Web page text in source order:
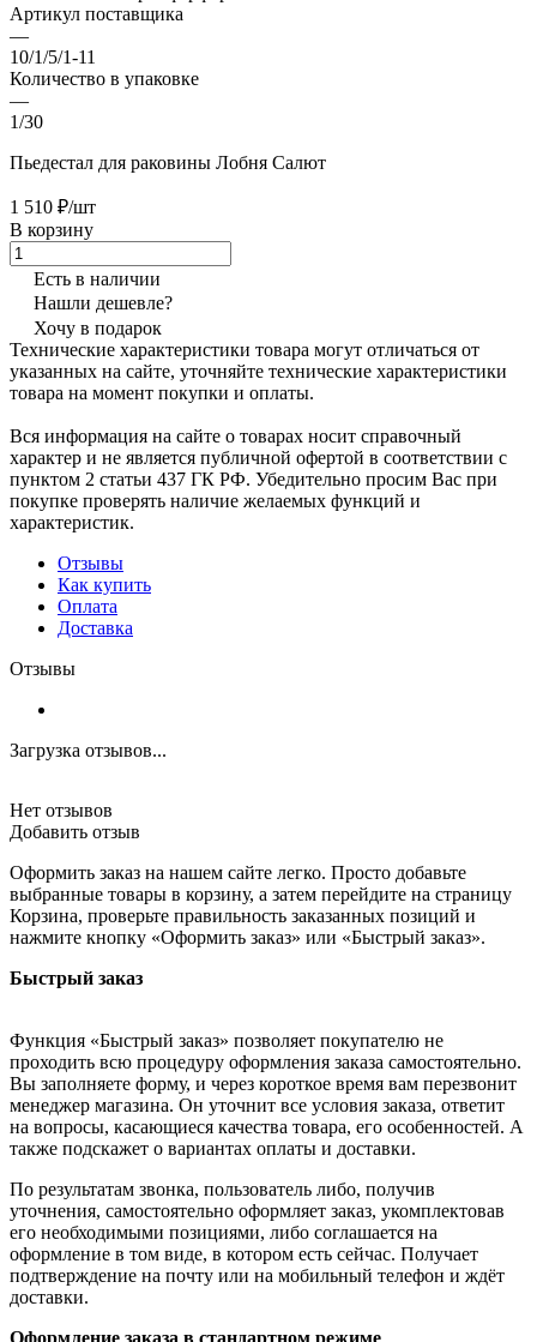
Артикул поставщика
—
10/1/5/1-11
Количество в упаковке
—
1/30
Пьедестал для раковины Лобня Салют
1 510 ₽/шт
В корзину
Есть в наличии
Нашли дешевле?
Хочу в подарок
Технические характеристики товара могут отличаться от
указанных на сайте, уточняйте технические характеристики
товара на момент покупки и оплаты.
Вся информация на сайте о товарах носит справочный
характер и не является публичной офертой в соответствии с
пунктом 2 статьи 437 ГК РФ. Убедительно просим Вас при
покупке проверять наличие желаемых функций и
характеристик.
Отзывы
Как купить
Оплата
Доставка
Отзывы
Загрузка отзывов...
Нет отзывов
Добавить отзыв
Оформить заказ на нашем сайте легко. Просто добавьте
выбранные товары в корзину, а затем перейдите на страницу
Корзина, проверьте правильность заказанных позиций и
нажмите кнопку «Оформить заказ» или «Быстрый заказ».
Быстрый заказ
Функция «Быстрый заказ» позволяет покупателю не
проходить всю процедуру оформления заказа самостоятельно.
Вы заполняете форму, и через короткое время вам перезвонит
менеджер магазина. Он уточнит все условия заказа, ответит
на вопросы, касающиеся качества товара, его особенностей. А
также подскажет о вариантах оплаты и доставки.
По результатам звонка, пользователь либо, получив
уточнения, самостоятельно оформляет заказ, укомплектовав
его необходимыми позициями, либо соглашается на
оформление в том виде, в котором есть сейчас. Получает
подтверждение на почту или на мобильный телефон и ждёт
доставки.
Оформление заказа в стандартном режиме